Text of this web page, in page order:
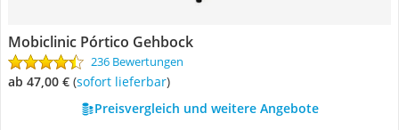
Mobiclinic Pórtico Gehbock
236 Bewertungen
ab 47,00 € ( Sofort lieferbar)
Preisvergleich und weitere Angebote